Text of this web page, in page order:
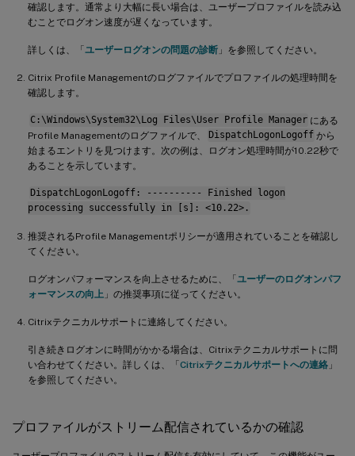
確認します。通常より大幅に長い場合は、ユーザープロファイルを読み込
むことでログオン速度が遅くなっています。
詳しくは、「ユーザーログオンの問題の診断 」を参照してください。
Citrix Profile Managementのログファイルでプロファイルの処理時間を
確認します。
C:\Windows\System32\Log Files\User Profile Manager にある
Profile Managementのログファイルで、
DispatchLogonLogoff から
始まるエントリを見つけます。次の例は、ログオン処理時間が10.22秒で
あることを示しています。
DispatchLogonLogoff: ---------- Finished logon
processing successfully in [s]: <10.22>.
推奨されるProfile Managementポリシーが適用されていることを確認し
てください。
ログオンパフォーマンスを向上させるために、「ユーザーのログオンパフ
ォーマンスの向上 」の推奨事項に従ってください。
Citrixテクニカルサポートに連絡してください。
引き続きログオンに時間がかかる場合は、Citrixテクニカルサポートに問
い合わせてください。詳しくは、「Citrixテクニカルサポートへの連絡 」
を参照してください。
プロファイルがストリーム配信されているかの確認